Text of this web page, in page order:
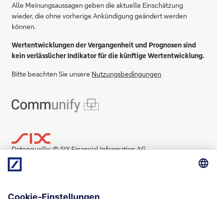
Alle Meinungsaussagen geben die aktuelle Einschätzung
wieder, die ohne vorherige Ankündigung geändert werden
können.
Wertentwicklungen der Vergangenheit und Prognosen sind
kein verlässlicher Indikator für die künftige Wertentwicklung.
Bitte beachten Sie unsere Nutzungsbedingungen
Datenquelle: © SIX Financial Information AG.
Copyright © SIX Financial Information und seine